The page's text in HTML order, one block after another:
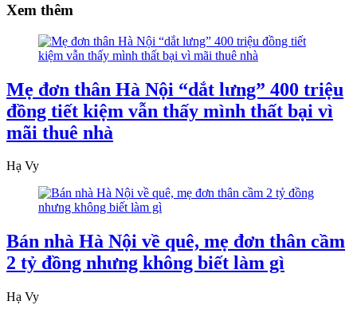
Xem thêm
Mẹ đơn thân Hà Nội “dắt lưng” 400 triệu
đồng tiết kiệm vẫn thấy mình thất bại vì
mãi thuê nhà
Hạ Vy
Bán nhà Hà Nội về quê, mẹ đơn thân cầm
2 tỷ đồng nhưng không biết làm gì
Hạ Vy